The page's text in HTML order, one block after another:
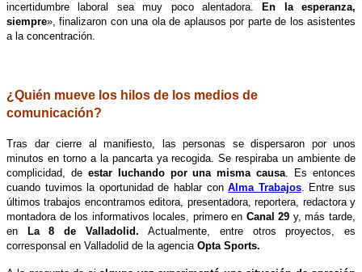
incertidumbre laboral sea muy poco alentadora.
En la esperanza,
siempre», finalizaron con una ola de aplausos por parte de los asistentes
a la concentración.
¿Quién mueve los hilos de los medios de
comunicación?
Tras dar cierre al manifiesto, las personas se dispersaron por unos
minutos en torno a la pancarta ya recogida. Se respiraba un ambiente de
complicidad, de estar luchando por una misma causa. Es entonces
cuando tuvimos la oportunidad de hablar conAlma Trabajos. Entre sus
últimos trabajos encontramos editora, presentadora, reportera, redactora y
montadora de los informativos locales, primero en Canal 29 y, más tarde,
en
La 8 de Valladolid. Actualmente, entre otros proyectos, es
corresponsal en Valladolid de la agencia Opta Sports.